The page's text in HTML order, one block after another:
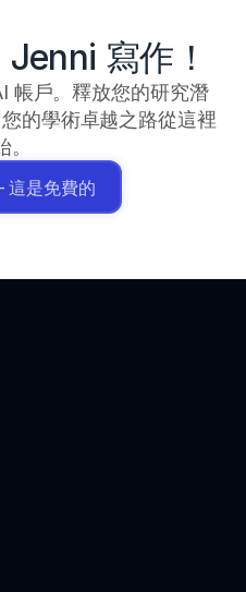
寫作！
帳戶。釋放您的研究潛
的學術卓越之路從這裡
。
是免費的